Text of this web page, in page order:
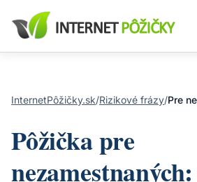
InternetPôžičky.sk/Rizikové frázy/Pre
Pôžička pre